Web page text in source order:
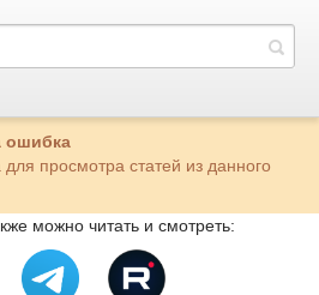
ошибка
просмотра статей из данного
можно читать и смотреть: